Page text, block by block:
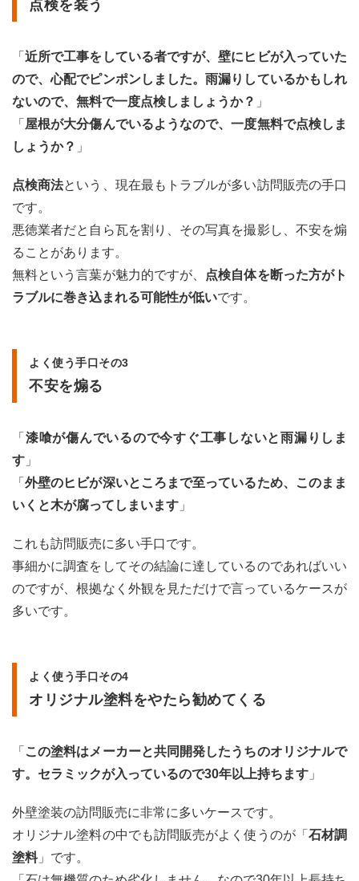
3.3
ない
リフ
ォー
ムを
勧め
られ
る可
があ
る
訪問
販売
だけ
でな
く、
も見
をと
点検を装う
「近所で工事をしている者ですが、壁にヒビが入っていた
ので、心配でピンポンしました。雨漏りしているかもしれ
ないので、無料で一度点検しましょうか？ 」
「 屋根が大分傷んでいるようなので、一度無料で点検しま
しょうか？ 」
点検商法という、現在最もトラブルが多い訪問販売の手口
です。
悪徳業者だと自ら瓦を割り、その写真を撮影し、不安を煽
ることがあります。
無料という言葉が魅力的ですが、
点検自体を断った方がト
ラブルに巻き込まれる可能性が低いです。
よく使う手口その3
不安を煽る
「 漆喰が傷んでいるので今すぐ工事しないと雨漏りしま
す 」
「外壁のヒビが深いところまで至っているため、このまま
いくと木が腐ってしまいます 」
これも訪問販売に多い手口です。
事細かに調査をしてその結論に達しているのであればいい
のですが、根拠なく外観を見ただけで言っているケースが
多いです。
よく使う手口その4
オリジナル塗料をやたら勧めてくる
「 この塗料はメーカーと共同開発したうちのオリジナルで
す。セラミックが入っているので30年以上持ちます 」
外壁塗装の訪問販売に非常に多いケースです。
オリジナル塗料の中でも訪問販売がよく使うのが「 石材調
塗料」です。